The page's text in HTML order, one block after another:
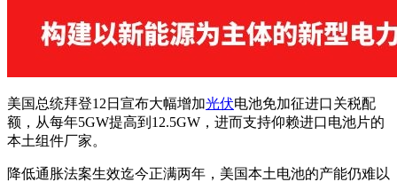
美国总统拜登12日宣布大幅增加光伏电池免加征进口关税配
额，从每年5GW提高到12.5GW，进而支持仰赖进口电池片的
本土组件厂家。
降低通胀法案生效迄今正满两年，美国本土电池的产能仍难以